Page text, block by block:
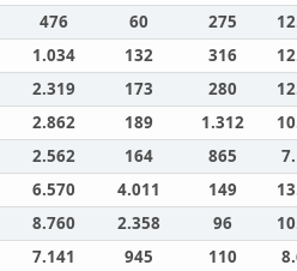
476 60 275
1.034 132 316
2.319 173 280
2.862 189 1.312
2.562 164 865
6.570 4.011 149
8.760 2.358 96
7.141 945 110